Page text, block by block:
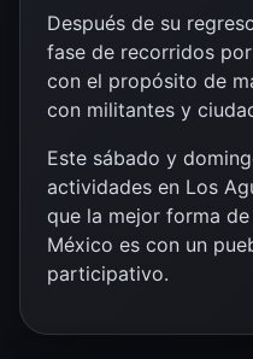
Después de su
fase de recorridos
con el propósito de
con militantes y
Este sábado y
actividades en Los
que la mejor forma
México es con un
participativo.